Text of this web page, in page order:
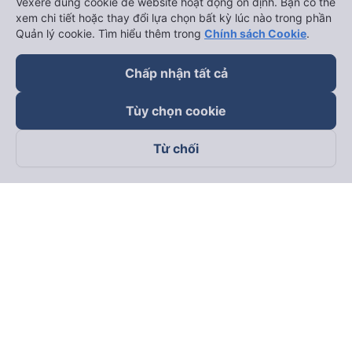
Theo dõi chúng tôi trên
xem chi tiết hoặc thay đổi lựa chọn bất kỳ lúc nào trong phần
Quản lý cookie. Tìm hiểu thêm trong Chính sách Cookie.
Chấp nhận tất cả
Tùy chọn cookie
Từ chối